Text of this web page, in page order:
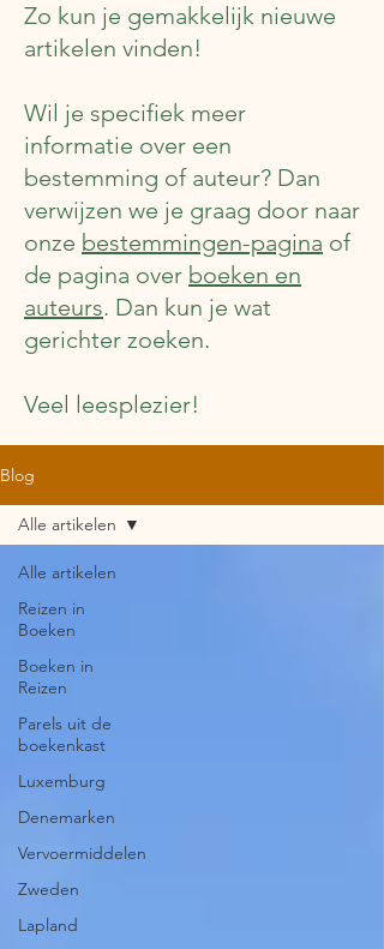
Zo kun je gemakkelijk nieuwe
artikelen vinden!
Wil je specifiek meer
informatie over een
bestemming of auteur? Dan
verwijzen we je graag door naar
onze bestemmingen-pagina of
de pagina over boeken en
auteurs. Dan kun je wat
gerichter zoeken.
Veel leesplezier!
Blog
Alle artikelen
Reizen in
Boeken
Boeken in
Reizen
Parels uit de
boekenkast
Luxemburg
Denemarken
Vervoermiddelen
Zweden
Lapland
Alle artikelen